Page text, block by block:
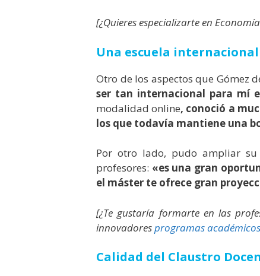
[¿Quieres especializarte en
Una escuela internacional
Otro de los aspectos que Gómez
ser tan internacional para mí
modalidad online, conoció a
los que todavía mantiene una
Por otro lado, pudo ampliar
profesores: «es una gran
el máster te ofrece gran
[¿Te gustaría formarte en las
innovadoresprogramas académicos
Calidad del Claustro